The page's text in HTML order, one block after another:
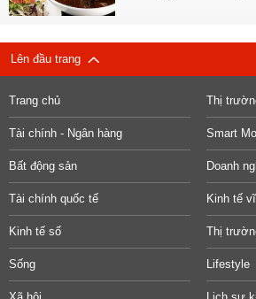
Lên đầu trang
Trang chủ Thị
Tài chính - Ngân hàng Smart
Bất động sản Doanh
Tài chính quốc tế Kinh tế
Kinh tế số Thị
Sống Lifestyle